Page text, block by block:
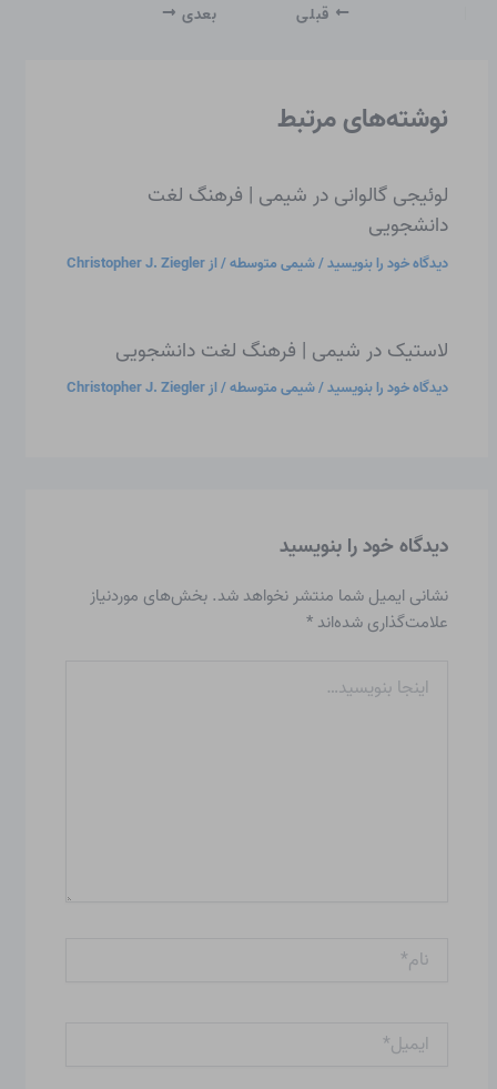
قبلی بعدی
نوشته‌های مرتبط
لوئیجی گالوانی در شیمی | فرهنگ لغت
دانشجویی
دیدگاه‌ خود را بنویسید/شیمی متوسطه/ ازChristopher J. Ziegler
لاستیک در شیمی | فرهنگ لغت دانشجویی
دیدگاه‌ خود را بنویسید/شیمی متوسطه/ ازChristopher J. Ziegler
دیدگاه‌ خود را بنویسید
نشانی ایمیل شما منتشر نخواهد شد. بخش‌های موردنیاز
علامت‌گذاری شده‌اند*
بنویسید…
ایمیل*